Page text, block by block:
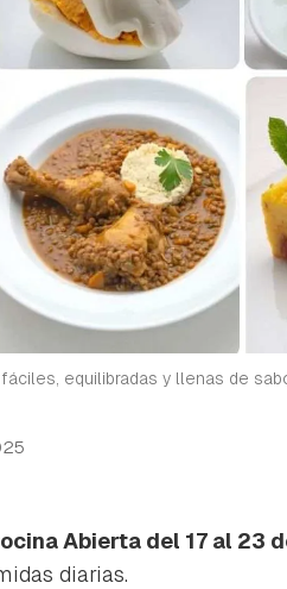
equilibradas y llenas de
Abierta del 17 al 23
diarias.